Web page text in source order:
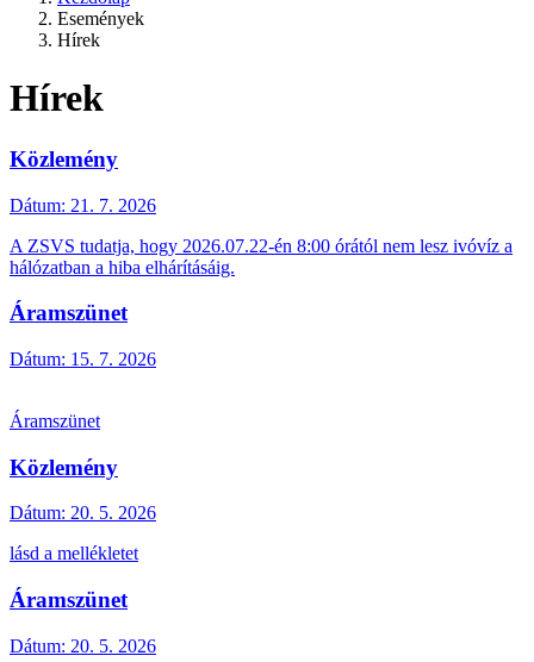
Események
Hírek
Hírek
Közlemény
Dátum: 21. 7. 2026
A ZSVS tudatja, hogy 2026.07.22-én 8:00 órától nem lesz ivóvíz a
hálózatban a hiba elhárításáig.
Áramszünet
Dátum: 15. 7. 2026
Áramszünet
Közlemény
Dátum: 20. 5. 2026
lásd a mellékletet
Áramszünet
Dátum: 20. 5. 2026